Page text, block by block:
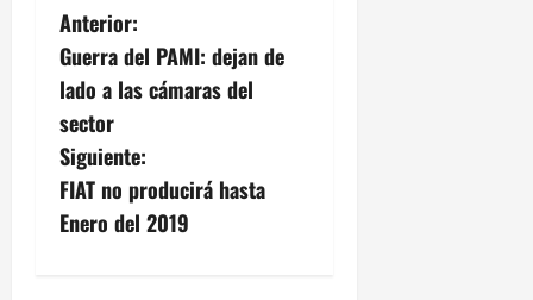
N
a
v
e
g
Anterior:
Guerra del PAMI: dejan de
lado a las cámaras del
sector
Siguiente:
FIAT no producirá hasta
Enero del 2019